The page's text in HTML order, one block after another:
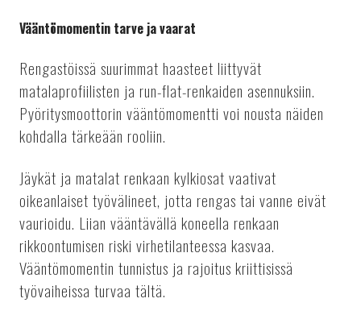
Vääntömomentin tarve ja vaarat
Rengastöissä suurimmat haasteet liittyvät
matalaprofiilisten ja run-flat-renkaiden asennuksiin.
Pyöritysmoottorin vääntömomentti voi nousta näiden
kohdalla tärkeään rooliin.
Jäykät ja matalat renkaan kylkiosat vaativat
oikeanlaiset työvälineet, jotta rengas tai vanne eivät
vaurioidu. Liian vääntävällä koneella renkaan
rikkoontumisen riski virhetilanteessa kasvaa.
Vääntömomentin tunnistus ja rajoitus kriittisissä
työvaiheissa turvaa tältä.